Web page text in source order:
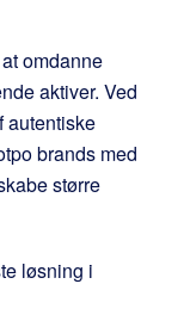
omdanne
aktiver. Ved
autentiske
brands med
større
løsning i